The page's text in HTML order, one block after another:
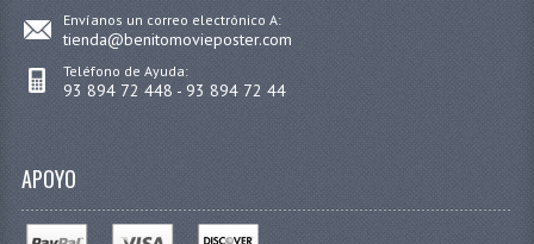
Envíanos un correo electrónico A:
tienda@benitomovieposter.com
Teléfono de Ayuda:
93 894 72 448 - 93 894 72 44
APOYO